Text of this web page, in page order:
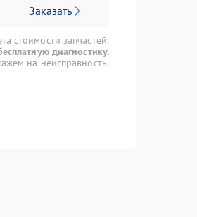
Заказать
стоимости запчастей.
диагностику.
на неисправность.